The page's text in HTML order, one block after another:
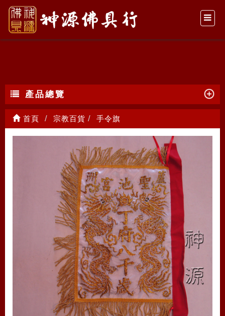
手令旗
產品總覽
首頁 宗教百貨 手令旗